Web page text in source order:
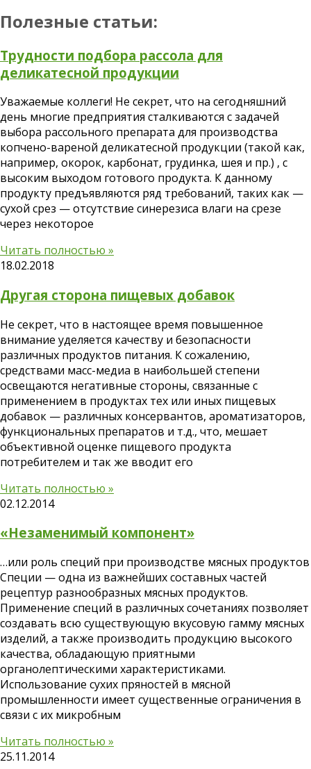
Полезные статьи:
Трудности подбора рассола для
деликатесной продукции
Уважаемые коллеги! Не секрет, что на сегодняшний
день многие предприятия сталкиваются с задачей
выбора рассольного препарата для производства
копчено-вареной деликатесной продукции (такой как,
например, окорок, карбонат, грудинка, шея и пр.) , с
высоким выходом готового продукта. К данному
продукту предъявляются ряд требований, таких как —
сухой срез — отсутствие синерезиса влаги на срезе
через некоторое
Читать полностью »
18.02.2018
Другая сторона пищевых добавок
Не секрет, что в настоящее время повышенное
внимание уделяется качеству и безопасности
различных продуктов питания. К сожалению,
средствами масс-медиа в наибольшей степени
освещаются негативные стороны, связанные с
применением в продуктах тех или иных пищевых
добавок — различных консервантов, ароматизаторов,
функциональных препаратов и т.д., что, мешает
объективной оценке пищевого продукта
потребителем и так же вводит его
Читать полностью »
02.12.2014
«Незаменимый компонент»
…или роль специй при производстве мясных продуктов
Специи — одна из важнейших составных частей
рецептур разнообразных мясных продуктов.
Применение специй в различных сочетаниях позволяет
создавать всю существующую вкусовую гамму мясных
изделий, а также производить продукцию высокого
качества, обладающую приятными
органолептическими характеристиками.
Использование сухих пряностей в мясной
промышленности имеет существенные ограничения в
связи с их микробным
Читать полностью »
25.11.2014